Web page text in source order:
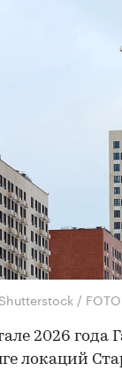
/
2026 года
локаций